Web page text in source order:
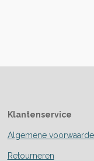
Klantenservice
Algemene
Retourneren